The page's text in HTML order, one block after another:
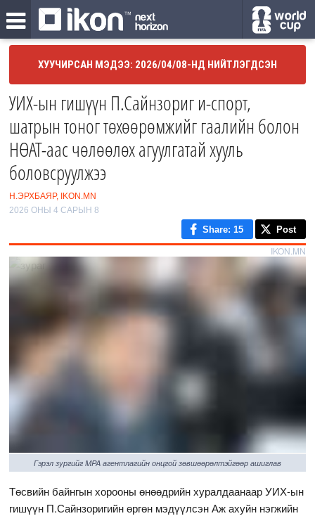
ХУУЧИРСАН МЭДЭЭ: 2026/04/08-НД НИЙТЛЭГДСЭН
УИХ-ын гишүүн П.Сайнзориг и-спорт,
шатрын тоног төхөөрөмжийг гаалийн болон
НӨАТ-аас чөлөөлөх агуулгатай хууль
боловсруулжээ
Н.ЭРХБАЯР, IKON.MN
2026 ОНЫ 4 САРЫН 8
Share: 15 Post
IKON.MN
Гэрэл зургийг MPA агентлагийн онцгой зөвшөөрөлтэйгөөр ашиглав
Төсвийн байнгын хорооны өнөөдрийн хуралдаанаар УИХ-ын
гишүүн П.Сайнзоригийн өргөн мэдүүлсэн Аж ахуйн нэгжийн